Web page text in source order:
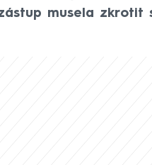
musela zkrotit